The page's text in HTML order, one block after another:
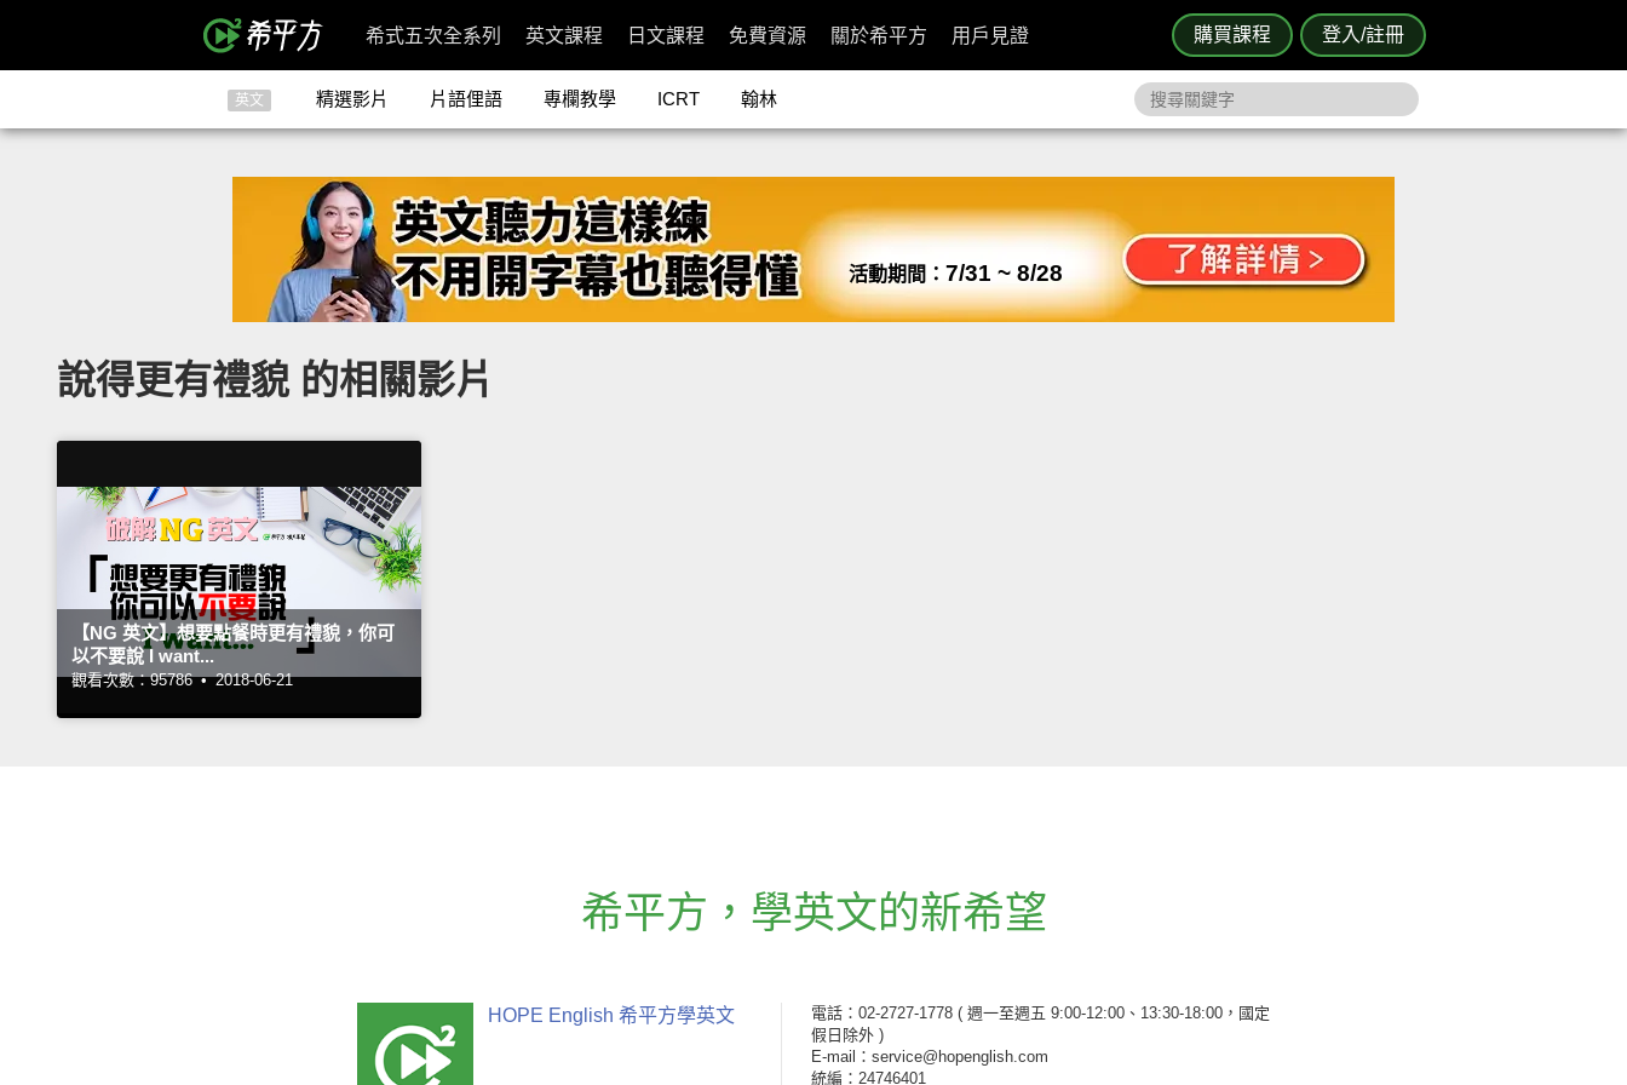
購買課程 登入/註冊
希式五次全系列 英文課程 日文課程 免費資源 關於希平方 用戶見證
英文 精選影片 片語俚語 專欄教學 ICRT 翰林
活動期間： 7/31 ~ 8/28
說得更有禮貌 的相關影片
【NG 英文】想要點餐時更有禮貌，你可
以不要說 I want...
觀看次數：95786 • 2018-06-21
希平方 ， 學英文的新希望
HOPE English 希平方學英文 電話：02-2727-1778 ( 週一至週五 9:00-12:00、13:30-18:00，國定
假日除外 )
E-mail：service@hopenglish.com
統編：24746401